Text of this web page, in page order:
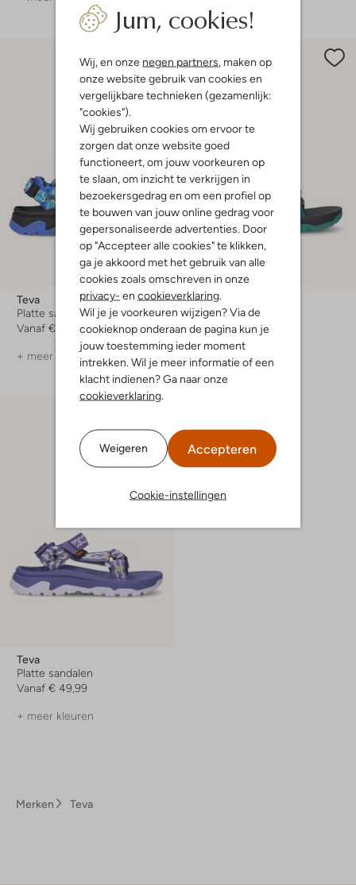
Jum, cookies!
Wij, en onze negen partners , maken op
onze website gebruik van cookies en
vergelijkbare technieken (gezamenlijk:
"cookies").
Wij gebruiken cookies om ervoor te
zorgen dat onze website goed
functioneert, om jouw voorkeuren op
te slaan, om inzicht te verkrijgen in
bezoekersgedrag en om een profiel op
te bouwen van jouw online gedrag voor
gepersonaliseerde advertenties. Door
op "Accepteer alle cookies" te klikken,
ga je akkoord met het gebruik van alle
cookies zoals omschreven in onze
privacy- en cookieverklaring
Wil je je voorkeuren wijzigen? Via de
cookieknop onderaan de pagina kun je
jouw toestemming ieder moment
intrekken. Wil je meer informatie of een
klacht indienen? Ga naar onze
cookieverklaring
Weigeren Accepteren
Cookie-instellingen
Teva
Platte sandalen
Vanaf € 49,99
+ meer kleuren
Teva
Platte sandalen
Vanaf € 49,99
+ meer kleuren
Teva
Platte sandalen
Vanaf € 49,99
+ meer kleuren
Merken Teva